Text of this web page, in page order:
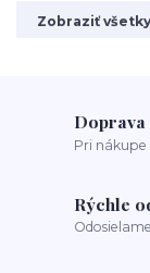
Zobraziť
Pri
Rýchle